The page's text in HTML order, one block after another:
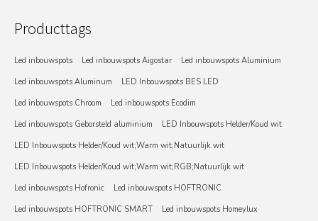
Producttags
Led inbouwspots Led inbouwspots Aigostar
Led inbouwspots Aluminium
Led inbouwspots Aluminum
LED Inbouwspots BES LED
Led inbouwspots Chroom
Led inbouwspots Ecodim
Led inbouwspots Geborsteld aluminium
LED Inbouwspots Helder/Koud wit
LED Inbouwspots Helder/Koud wit;Warm wit;Natuurlijk wit
LED Inbouwspots Helder/Koud wit;Warm wit;RGB;Natuurlijk wit
Led inbouwspots Hofronic
Led inbouwspots HOFTRONIC
Led inbouwspots HOFTRONIC SMART
Led inbouwspots Homeylux